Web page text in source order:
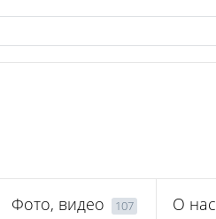
Фото, видео 107 О нас